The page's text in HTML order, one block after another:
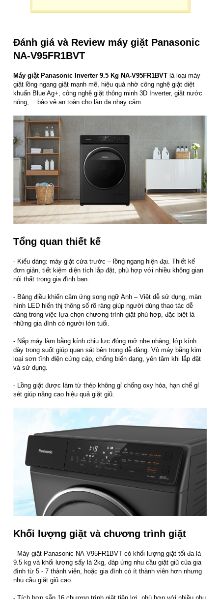
Đánh giá và Review máy giặt Panasonic
NA-V95FR1BVT
Máy giặt Panasonic Inverter 9.5 Kg NA-V95FR1BVT là loại máy
giặt lồng ngang giặt mạnh mẽ, hiệu quả nhờ công nghệ giặt diệt
khuẩn Blue Ag+, công nghệ giặt thông minh 3D Inverter, giặt nước
nóng,… bảo vệ an toàn cho làn da nhạy cảm.
Tổng quan thiết kế
- Kiểu dáng: máy giặt cửa trước – lồng ngang hiện đại. Thiết kế
đơn giản, tiết kiệm diện tích lắp đặt, phù hợp với nhiều không gian
nội thất trong gia đình bạn.
- Bảng điều khiển cảm ứng song ngữ Anh – Việt dễ sử dụng, màn
hình LED hiển thị thông số rõ ràng giúp người dùng thao tác dễ
dàng trong việc lựa chọn chương trình giặt phù hợp, đặc biệt là
những gia đình có người lớn tuổi.
- Nắp máy làm bằng kính chịu lực đóng mở nhẹ nhàng, lớp kính
dày trong suốt giúp quan sát bên trong dễ dàng. Vỏ máy bằng kim
loại sơn tĩnh điện cứng cáp, chống biến dạng, yên tâm khi lắp đặt
và sử dụng.
- Lồng giặt được làm từ thép không gỉ chống oxy hóa, hạn chế gỉ
sét giúp nâng cao hiệu quả giặt giũ.
Khối lượng giặt và chương trình giặt
- Máy giặt Panasonic NA-V95FR1BVT có khối lượng giặt tối đa là
9.5 kg và khối lượng sấy là 2kg, đáp ứng nhu cầu giặt giũ của gia
đình từ 5 - 7 thành viên, hoặc gia đình có ít thành viên hơn nhưng
nhu cầu giặt giũ cao.